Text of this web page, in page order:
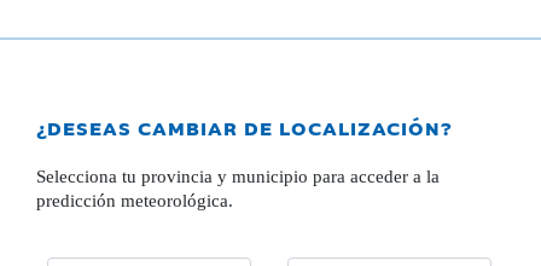
¿DESEAS CAMBIAR DE LOCALIZACIÓN?
Selecciona tu provincia y municipio para acceder a la
predicción meteorológica.